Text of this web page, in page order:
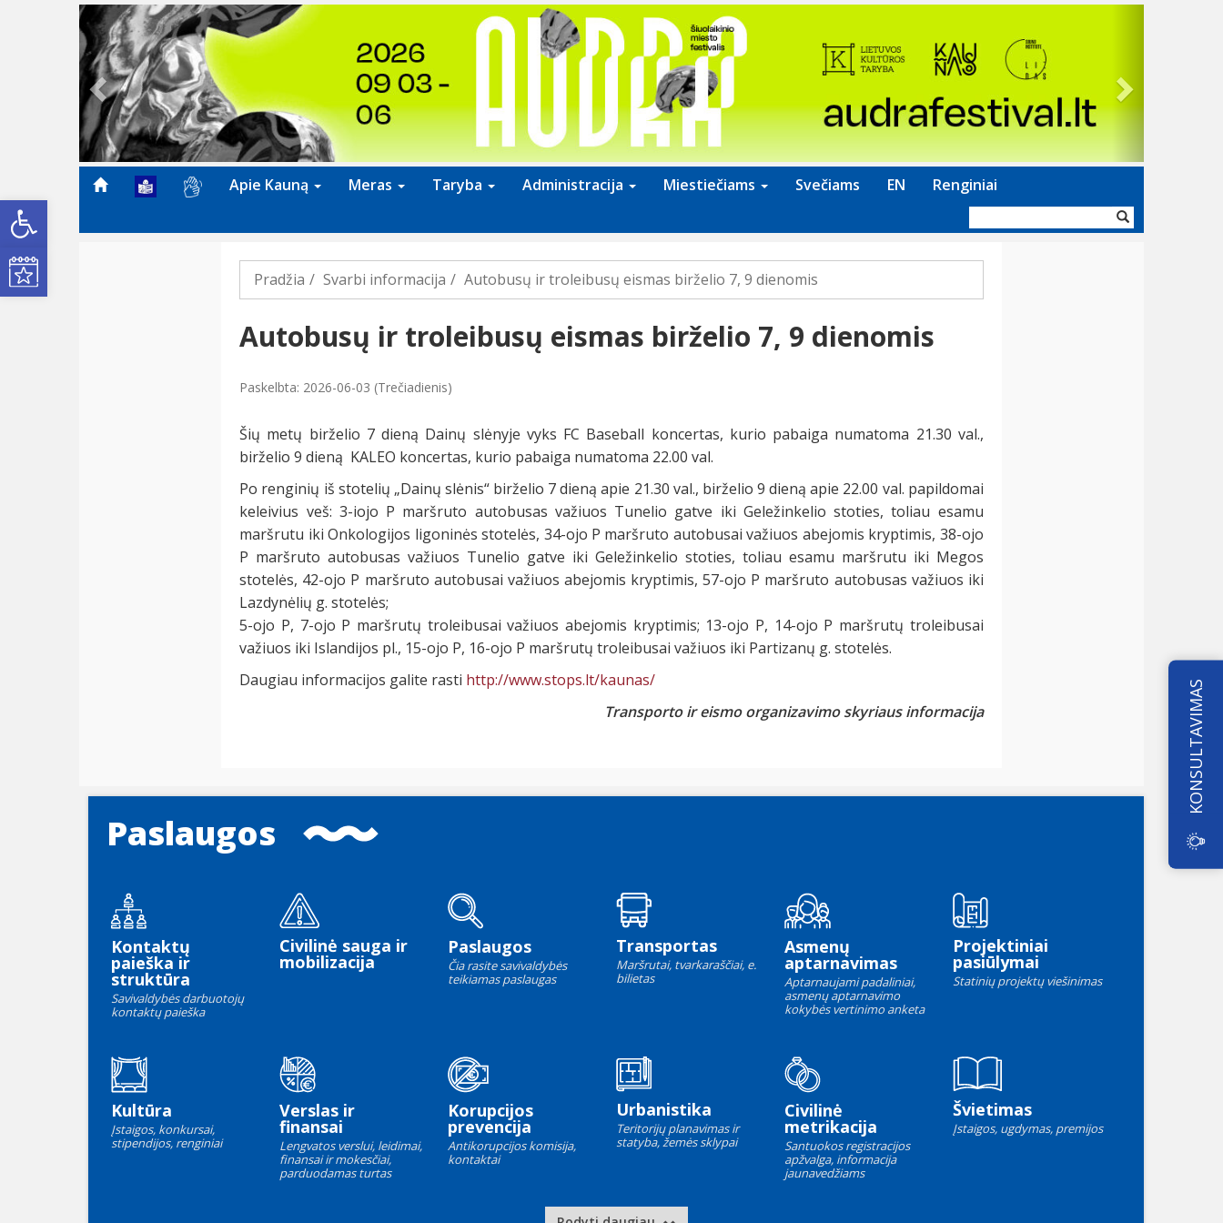
Open toolbar
Kultūros renginiai
Previous
Apie Kauną Meras Taryba Administracija Miestiečiams Svečiams EN Renginiai
forma
Pradžia Svarbi informacija Autobusų ir troleibusų eismas birželio 7, 9 dienomis
Autobusų ir troleibusų eismas birželio 7, 9 dienomis
Paskelbta: 2026-06-03 (Trečiadienis)
Šių metų birželio 7 dieną Dainų slėnyje vyks FC Baseball koncertas, kurio pabaiga numatoma 21.30 val.,
birželio 9 dieną KALEO koncertas, kurio pabaiga numatoma 22.00 val.
Po renginių iš stotelių „Dainų slėnis“ birželio 7 dieną apie 21.30 val., birželio 9 dieną apie 22.00 val. papildomai
keleivius veš: 3-iojo P maršruto autobusas važiuos Tunelio gatve iki Geležinkelio stoties, toliau esamu
maršrutu iki Onkologijos ligoninės stotelės, 34-ojo P maršruto autobusai važiuos abejomis kryptimis, 38-ojo
P maršruto autobusas važiuos Tunelio gatve iki Geležinkelio stoties, toliau esamu maršrutu iki Megos
stotelės, 42-ojo P maršruto autobusai važiuos abejomis kryptimis, 57-ojo P maršruto autobusas važiuos iki
Lazdynėlių g. stotelės;
5-ojo P, 7-ojo P maršrutų troleibusai važiuos abejomis kryptimis; 13-ojo P, 14-ojo P maršrutų troleibusai
važiuos iki Islandijos pl., 15-ojo P, 16-ojo P maršrutų troleibusai važiuos iki Partizanų g. stotelės.
Daugiau informacijos galite rasti http://www.stops.lt/kaunas/
Transporto ir eismo organizavimo skyriaus informacija
Paslaugos
Kontaktų
paieška ir
struktūra
Savivaldybės darbuotojų
kontaktų paieška
Civilinė sauga ir
mobilizacija
Paslaugos
Čia rasite savivaldybės
teikiamas paslaugas
Transportas
Maršrutai, tvarkaraščiai, e.
bilietas
Asmenų
aptarnavimas
Aptarnaujami padaliniai,
asmenų aptarnavimo
kokybės vertinimo anketa
Projektiniai
pasiūlymai
Statinių projektų viešinimas
Kultūra
Įstaigos, konkursai,
stipendijos, renginiai
Verslas ir
finansai
Lengvatos verslui, leidimai,
finansai ir mokesčiai,
parduodamas turtas
Korupcijos
prevencija
Antikorupcijos komisija,
kontaktai
Urbanistika
Teritorijų planavimas ir
statyba, žemės sklypai
Civilinė
metrikacija
Santuokos registracijos
apžvalga, informacija
jaunavedžiams
Švietimas
Įstaigos, ugdymas, premijos
KONSULTAVIMAS